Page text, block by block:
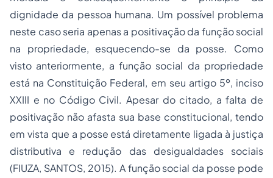
dignidade da pessoa humana. Um possível problema
neste caso seria apenas a positivação da função social
na propriedade, esquecendo-se da posse. Como
visto anteriormente, a função social da propriedade
está na Constituição Federal, em seu artigo 5º, inciso
XXIII e no Código Civil. Apesar do citado, a falta de
positivação não afasta sua base constitucional, tendo
em vista que a posse está diretamente ligada à justiça
distributiva e redução das desigualdades sociais
(FIUZA, SANTOS, 2015). A função social da posse pode